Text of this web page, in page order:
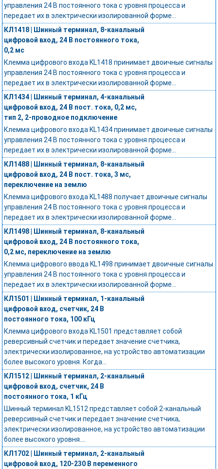
управления 24 В постоянного тока с уровня процесса и
передает их в электрически изолированной форме...
КЛ1418 | Шинный терминал, 8-канальный
цифровой вход, 24 В постоянного тока,
0,2 мс
Клемма цифрового входа KL1418 принимает двоичные сигналы
управления 24 В постоянного тока с уровня процесса и
передает их в электрически изолированной форме...
КЛ1434 | Шинный терминал, 4-канальный
цифровой вход, 24 В пост. тока, 0,2 мс,
тип 2, 2-проводное подключение
Клемма цифрового входа KL1434 принимает двоичные сигналы
управления 24 В постоянного тока с уровня процесса и
передает их в электрически изолированной форме...
КЛ1488 | Шинный терминал, 8-канальный
цифровой вход, 24 В пост. тока, 3 мс,
переключение на землю
Клемма цифрового входа KL1488 получает двоичные сигналы
управления 24 В постоянного тока с уровня процесса и
передает их в электрически изолированной форме...
КЛ1498 | Шинный терминал, 8-канальный
цифровой вход, 24 В постоянного тока,
0,2 мс, переключение на землю
Клемма цифрового ввода KL1498 принимает двоичные сигналы
управления 24 В постоянного тока с уровня процесса и
передает их в электрически изолированной форме...
КЛ1501 | Шинный терминал, 1-канальный
цифровой вход, счетчик, 24 В
постоянного тока, 100 кГц
Клемма цифрового входа KL1501 представляет собой
реверсивный счетчик и передает значение счетчика,
электрически изолированное, на устройство автоматизации
более высокого уровня. Когда...
КЛ1512 | Шинный терминал, 2-канальный
цифровой вход, счетчик, 24 В
постоянного тока, 1 кГц
Шинный терминал KL1512 представляет собой 2-канальный
реверсивный счетчик и передает значение счетчика,
электрически изолированное, на устройство автоматизации
более высокого уровня....
КЛ1702 | Шинный терминал, 2-канальный
цифровой вход, 120-230 В переменного